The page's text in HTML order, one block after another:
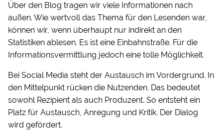
Über den Blog tragen wir viele Informationen nach
außen. Wie wertvoll das Thema für den Lesenden war,
können wir, wenn überhaupt nur indirekt an den
Statistiken ablesen. Es ist eine Einbahnstraße. Für die
Informationsvermittlung jedoch eine tolle Möglichkeit.
Bei Social Media steht der Austausch im Vordergrund. In
den Mittelpunkt rücken die Nutzenden. Das bedeutet
sowohl Rezipient als auch Produzent. So entsteht ein
Platz für Austausch, Anregung und Kritik. Der Dialog
wird gefördert.